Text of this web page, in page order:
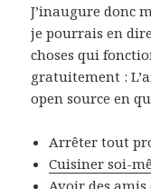
J’inaugure donc
je pourrais en
choses qui
gratuitement :
open source en
Arrêter tout
Cuisiner soi-
Avoir des amis